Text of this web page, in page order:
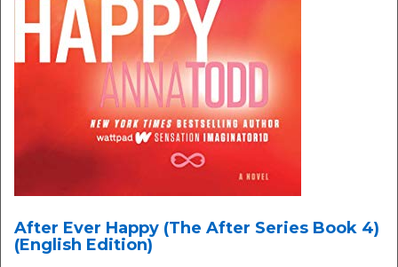
After Ever Happy (The After Series Book 4)
(English Edition)